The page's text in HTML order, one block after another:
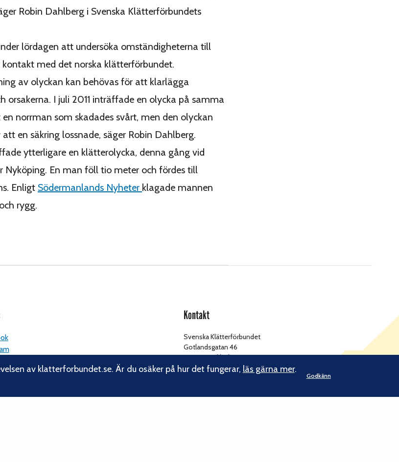
Robin Dahlberg i Svenska Klätterförbundets
lördagen att undersöka omständigheterna till
med det norska klätterförbundet.
av olyckan kan behövas för att klarlägga
orsakerna. I juli 2011 inträffade en olycka på samma
norrman som skadades svårt, men den olyckan
en säkring lossnade, säger Robin Dahlberg.
ytterligare en klätterolycka, denna gång vid
Nyköping. En man föll tio meter och fördes till
Enligt Södermanlands Nyheter klagade mannen
rygg.
Kontakt
Svenska Klätterförbundet
Gotlandsgatan 46
116 65 Stockholm
kansliet@klatterforbundet.rf.se
av klatterforbundet.se. Är du osäker på hur det fungerar, läs gärna mer.
Godkänn